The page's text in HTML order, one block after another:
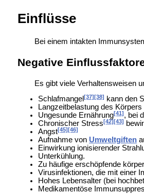
Einflüsse
Bei einem intakten
Negative
Es gibt viele Verhaltensweisen
Schlafmangel [37][38] kann den
Langzeitbelastung des
Ungesunde Ernährung[41], bei
Chronischer Stress[42][43]
Angst[45][46]
Aufnahme von Umweltgiften
Einwirkung ionisierender
Unterkühlung.
Zu häufige erschöpfende
Virusinfektionen, die mit einer
Hohes Lebensalter (bei
Medikamentöse